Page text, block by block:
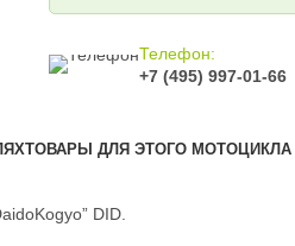
Телефон:
+7 (495) 997-01-66
ТОВАРЫ ДЛЯ ЭТОГО МОТОЦИКЛА
DID.